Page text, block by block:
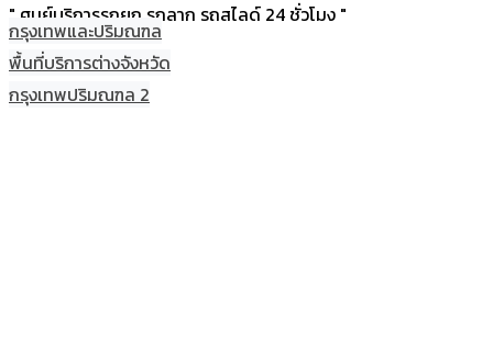
" ศูนย์บริการรถยก รถลาก รถสไลด์ 24 ชั่วโมง "
กรุงเทพและปริมณฑล
พื้นที่บริการต่างจังหวัด
กรุงเทพปริมณฑล 2